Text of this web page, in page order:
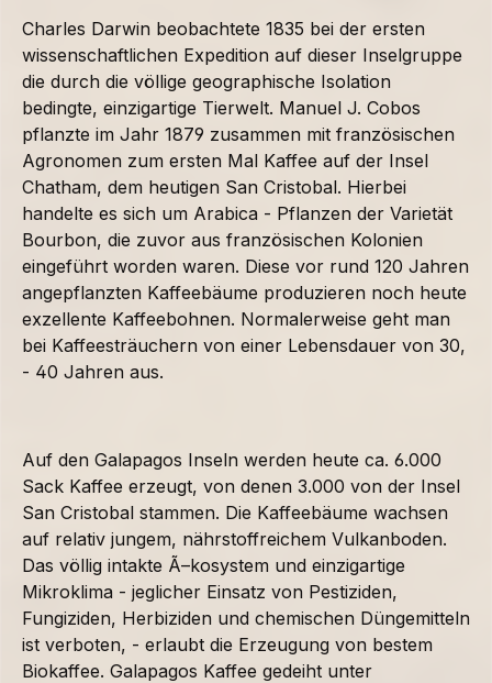
Charles Darwin beobachtete 1835 bei der ersten
wissenschaftlichen Expedition auf dieser Inselgruppe
die durch die völlige geographische Isolation
bedingte, einzigartige Tierwelt. Manuel J. Cobos
pflanzte im Jahr 1879 zusammen mit französischen
Agronomen zum ersten Mal Kaffee auf der Insel
Chatham, dem heutigen San Cristobal. Hierbei
handelte es sich um Arabica - Pflanzen der Varietät
Bourbon, die zuvor aus französischen Kolonien
eingeführt worden waren. Diese vor rund 120 Jahren
angepflanzten Kaffeebäume produzieren noch heute
exzellente Kaffeebohnen. Normalerweise geht man
bei Kaffeesträuchern von einer Lebensdauer von 30,
- 40 Jahren aus.
Auf den Galapagos Inseln werden heute ca. 6.000
Sack Kaffee erzeugt, von denen 3.000 von der Insel
San Cristobal stammen. Die Kaffeebäume wachsen
auf relativ jungem, nährstoffreichem Vulkanboden.
Das völlig intakte Ã–kosystem und einzigartige
Mikroklima - jeglicher Einsatz von Pestiziden,
Fungiziden, Herbiziden und chemischen Düngemitteln
ist verboten, - erlaubt die Erzeugung von bestem
Biokaffee. Galapagos Kaffee gedeiht unter